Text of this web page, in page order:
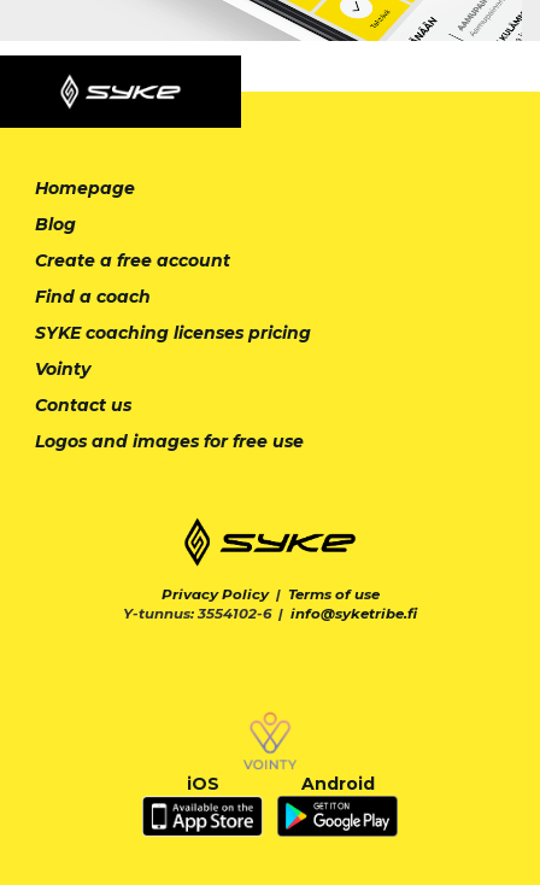
Homepage
Blog
Create a free account
Find a coach
SYKE coaching licenses pricing
Vointy
Contact us
Logos and images for free use
Privacy Policy| Terms of use
Y-tunnus: 3554102-6 | info@syketribe.fi
iOS Android